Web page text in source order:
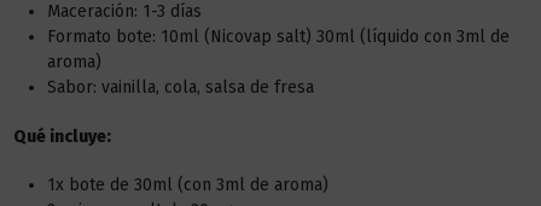
Maceración: 1-3 días
Formato bote: 10ml (Nicovap salt) 30ml (líquido con 3ml de
aroma)
Sabor: vainilla, cola, salsa de fresa
Qué incluye:
1x bote de 30ml (con 3ml de aroma)